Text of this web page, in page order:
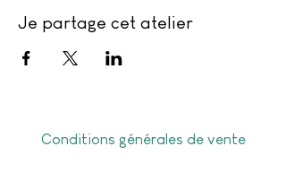
Je partage cet atelier
Conditions générales de vente